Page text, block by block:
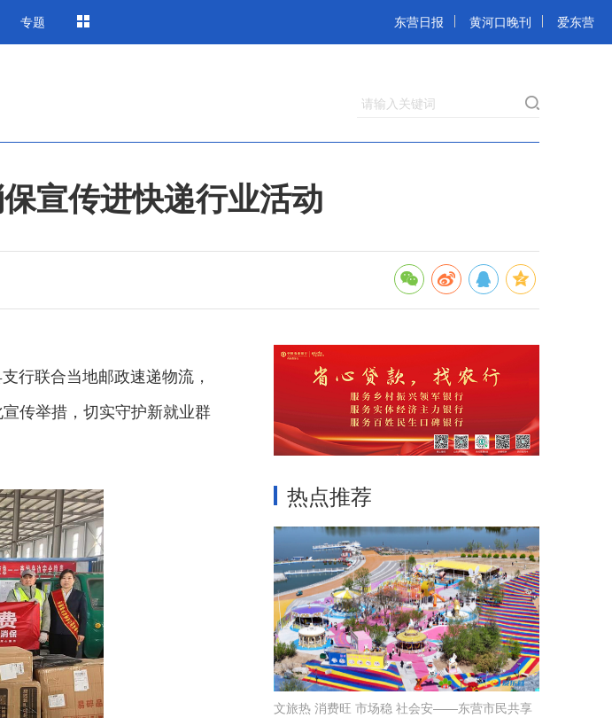
专题 东营日报 黄河口晚刊 爱东营
请输入关键词
宣传进快递行业活动
行联合当地邮政速递物流，
传举措，切实守护新就业群
热点推荐
文旅热 消费旺 市场稳 社会安——东营市民共享